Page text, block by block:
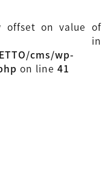
offset on value of
in
cms/wp-
on line 41